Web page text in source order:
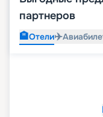
партнеров
🏨Отели✈️